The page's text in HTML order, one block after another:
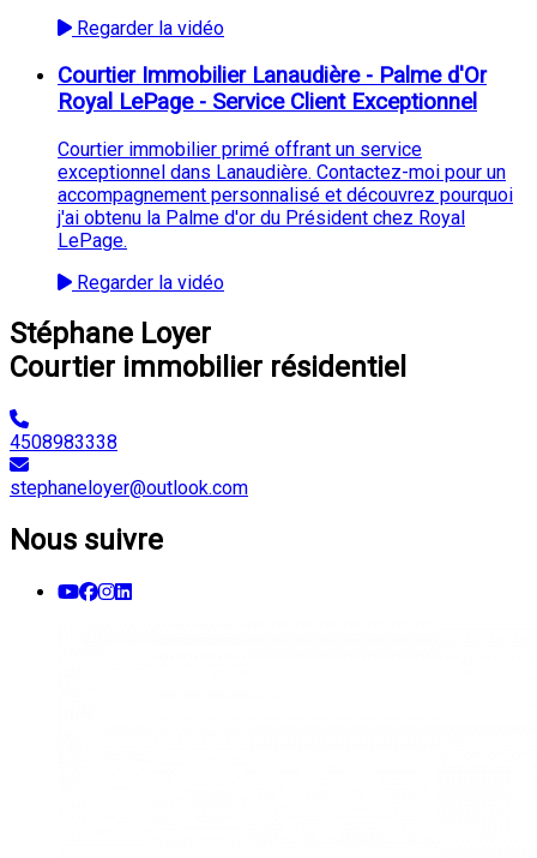
Regarder la vidéo
Courtier Immobilier Lanaudière - Palme d'Or
Royal LePage - Service Client Exceptionnel
Courtier immobilier primé offrant un service
exceptionnel dans Lanaudière. Contactez-moi pour un
accompagnement personnalisé et découvrez pourquoi
j'ai obtenu la Palme d'or du Président chez Royal
LePage.
Regarder la vidéo
Stéphane Loyer
Courtier immobilier résidentiel
4508983338
stephaneloyer@outlook.com
Nous suivre